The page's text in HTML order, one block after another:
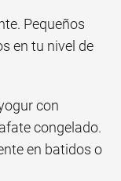
Pequeños
en tu nivel de
con
congelado.
en batidos o